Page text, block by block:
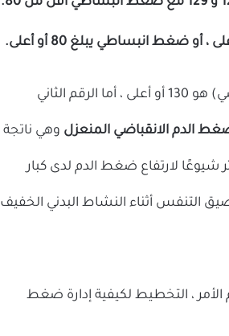
بالنسبة للبالغين الأكبر سنًا ، غالبًا ما يكون الرقم الأول (الانقباضي) هو 130 أو أعلى ، أما الرقم الثاني
الدم الانقباضي المنعزل وهي ناتجة
شيوعًا لارتفاع ضغط الدم لدى كبار
التنفس أثناء النشاط البدني الخفيف
، التخطيط لكيفية إدارة ضغط